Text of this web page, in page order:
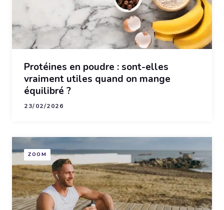
Protéines en poudre : sont-elles
vraiment utiles quand on mange
équilibré ?
23/02/2026
ZOOM